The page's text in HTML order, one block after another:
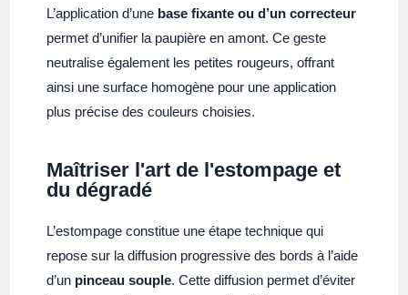
L’application d’une base fixante ou d’un correcteur
permet d’unifier la paupière en amont. Ce geste
neutralise également les petites rougeurs, offrant
ainsi une surface homogène pour une application
plus précise des couleurs choisies.
Maîtriser l'art de l'estompage et
du dégradé
L’estompage constitue une étape technique qui
repose sur la diffusion progressive des bords à l’aide
d’un pinceau souple. Cette diffusion permet d’éviter